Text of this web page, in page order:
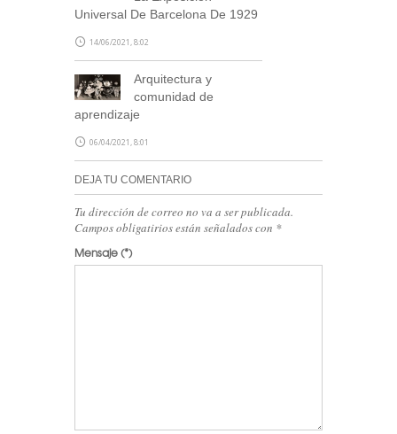
Universal De Barcelona De 1929
14/06/2021, 8:02
Arquitectura y
comunidad de
aprendizaje
06/04/2021, 8:01
DEJA TU COMENTARIO
Tu dirección de correo no va a ser publicada.
Campos obligatirios están señalados con *
Mensaje(*)